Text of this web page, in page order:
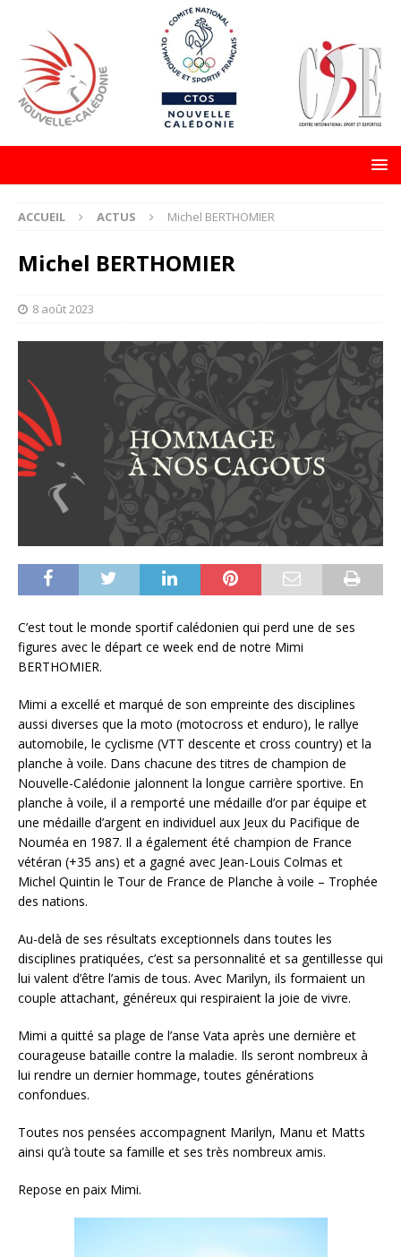
ACCUEIL ACTUS Michel BERTHOMIER
Michel BERTHOMIER
8 août 2023
C’est tout le monde sportif calédonien qui perd une de ses
figures avec le départ ce week end de notre Mimi
BERTHOMIER.
Mimi a excellé et marqué de son empreinte des disciplines
aussi diverses que la moto (motocross et enduro), le rallye
automobile, le cyclisme (VTT descente et cross country) et la
planche à voile. Dans chacune des titres de champion de
Nouvelle-Calédonie jalonnent la longue carrière sportive. En
planche à voile, il a remporté une médaille d’or par équipe et
une médaille d’argent en individuel aux Jeux du Pacifique de
Nouméa en 1987. Il a également été champion de France
vétéran (+35 ans) et a gagné avec Jean-Louis Colmas et
Michel Quintin le Tour de France de Planche à voile – Trophée
des nations.
Au-delà de ses résultats exceptionnels dans toutes les
disciplines pratiquées, c’est sa personnalité et sa gentillesse qui
lui valent d’être l’amis de tous. Avec Marilyn, ils formaient un
couple attachant, généreux qui respiraient la joie de vivre.
Mimi a quitté sa plage de l’anse Vata après une dernière et
courageuse bataille contre la maladie. Ils seront nombreux à
lui rendre un dernier hommage, toutes générations
confondues.
Toutes nos pensées accompagnent Marilyn, Manu et Matts
ainsi qu’à toute sa famille et ses très nombreux amis.
Repose en paix Mimi.